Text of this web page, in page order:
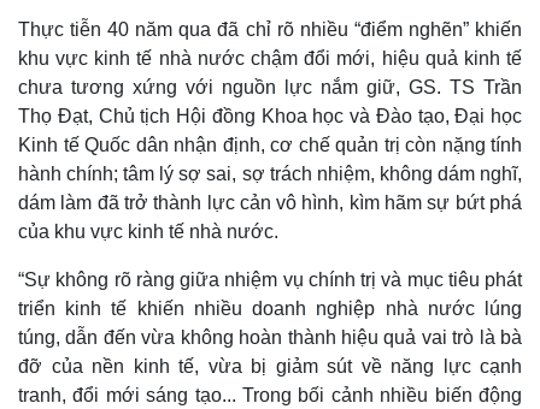
Infographic
Thực tiễn 40 năm qua đã chỉ rõ nhiều “điểm nghẽn” khiến
khu vực kinh tế nhà nước chậm đổi mới, hiệu quả kinh tế
chưa tương xứng với nguồn lực nắm giữ, GS. TS Trần
Thọ Đạt, Chủ tịch Hội đồng Khoa học và Đào tạo, Đại học
Kinh tế Quốc dân nhận định, cơ chế quản trị còn nặng tính
hành chính; tâm lý sợ sai, sợ trách nhiệm, không dám nghĩ,
dám làm đã trở thành lực cản vô hình, kìm hãm sự bứt phá
của khu vực kinh tế nhà nước.
“Sự không rõ ràng giữa nhiệm vụ chính trị và mục tiêu phát
triển kinh tế khiến nhiều doanh nghiệp nhà nước lúng
túng, dẫn đến vừa không hoàn thành hiệu quả vai trò là bà
đỡ của nền kinh tế, vừa bị giảm sút về năng lực cạnh
tranh, đổi mới sáng tạo... Trong bối cảnh nhiều biến động